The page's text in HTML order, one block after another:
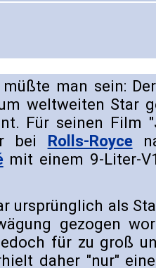
müßte man sein:
weltweiten Star
Für seinen Film
bei Rolls-Royce
mit einem 9-Liter-
ursprünglich als
gezogen
für zu groß
daher "nur"